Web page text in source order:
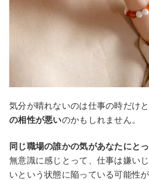
気分が晴れないのは仕事の時だけと
の相性が悪いのかもしれません。
同じ職場の誰かの気があなたにと
無意識に感じとって、仕事は嫌い
いという状態に陥っている可能性が